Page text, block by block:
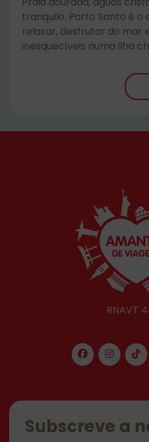
tranquilo. Porto Santo é
relaxar, desfrutar do mar
inesquecíveis numa ilha
RNAVT
Subscreve a